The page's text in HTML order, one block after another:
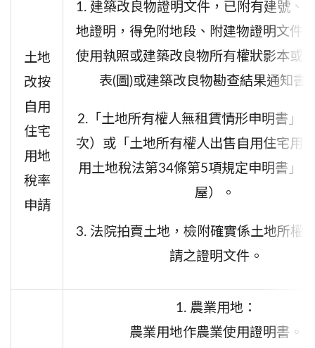
土地
改按
自用
住宅
用地
稅率
申請
1. 建築改良物證明文件，已附有建號、
地證明，得免附地段、附建物證明文件
使用執照或建築改良物所有權狀影本或
表(圖)或建築改良物勘查結果通知書
2.「土地所有權人無租賃情形申明書」
次）或「 土地所有權人出售自用住宅用
用土地稅法第34條第5項規定申明書 」
屋）
。
3. 法院拍賣土地，檢附確實係土地所權
請之證明文件。
1. 農業用地：
農業用地作農業使用證明書。